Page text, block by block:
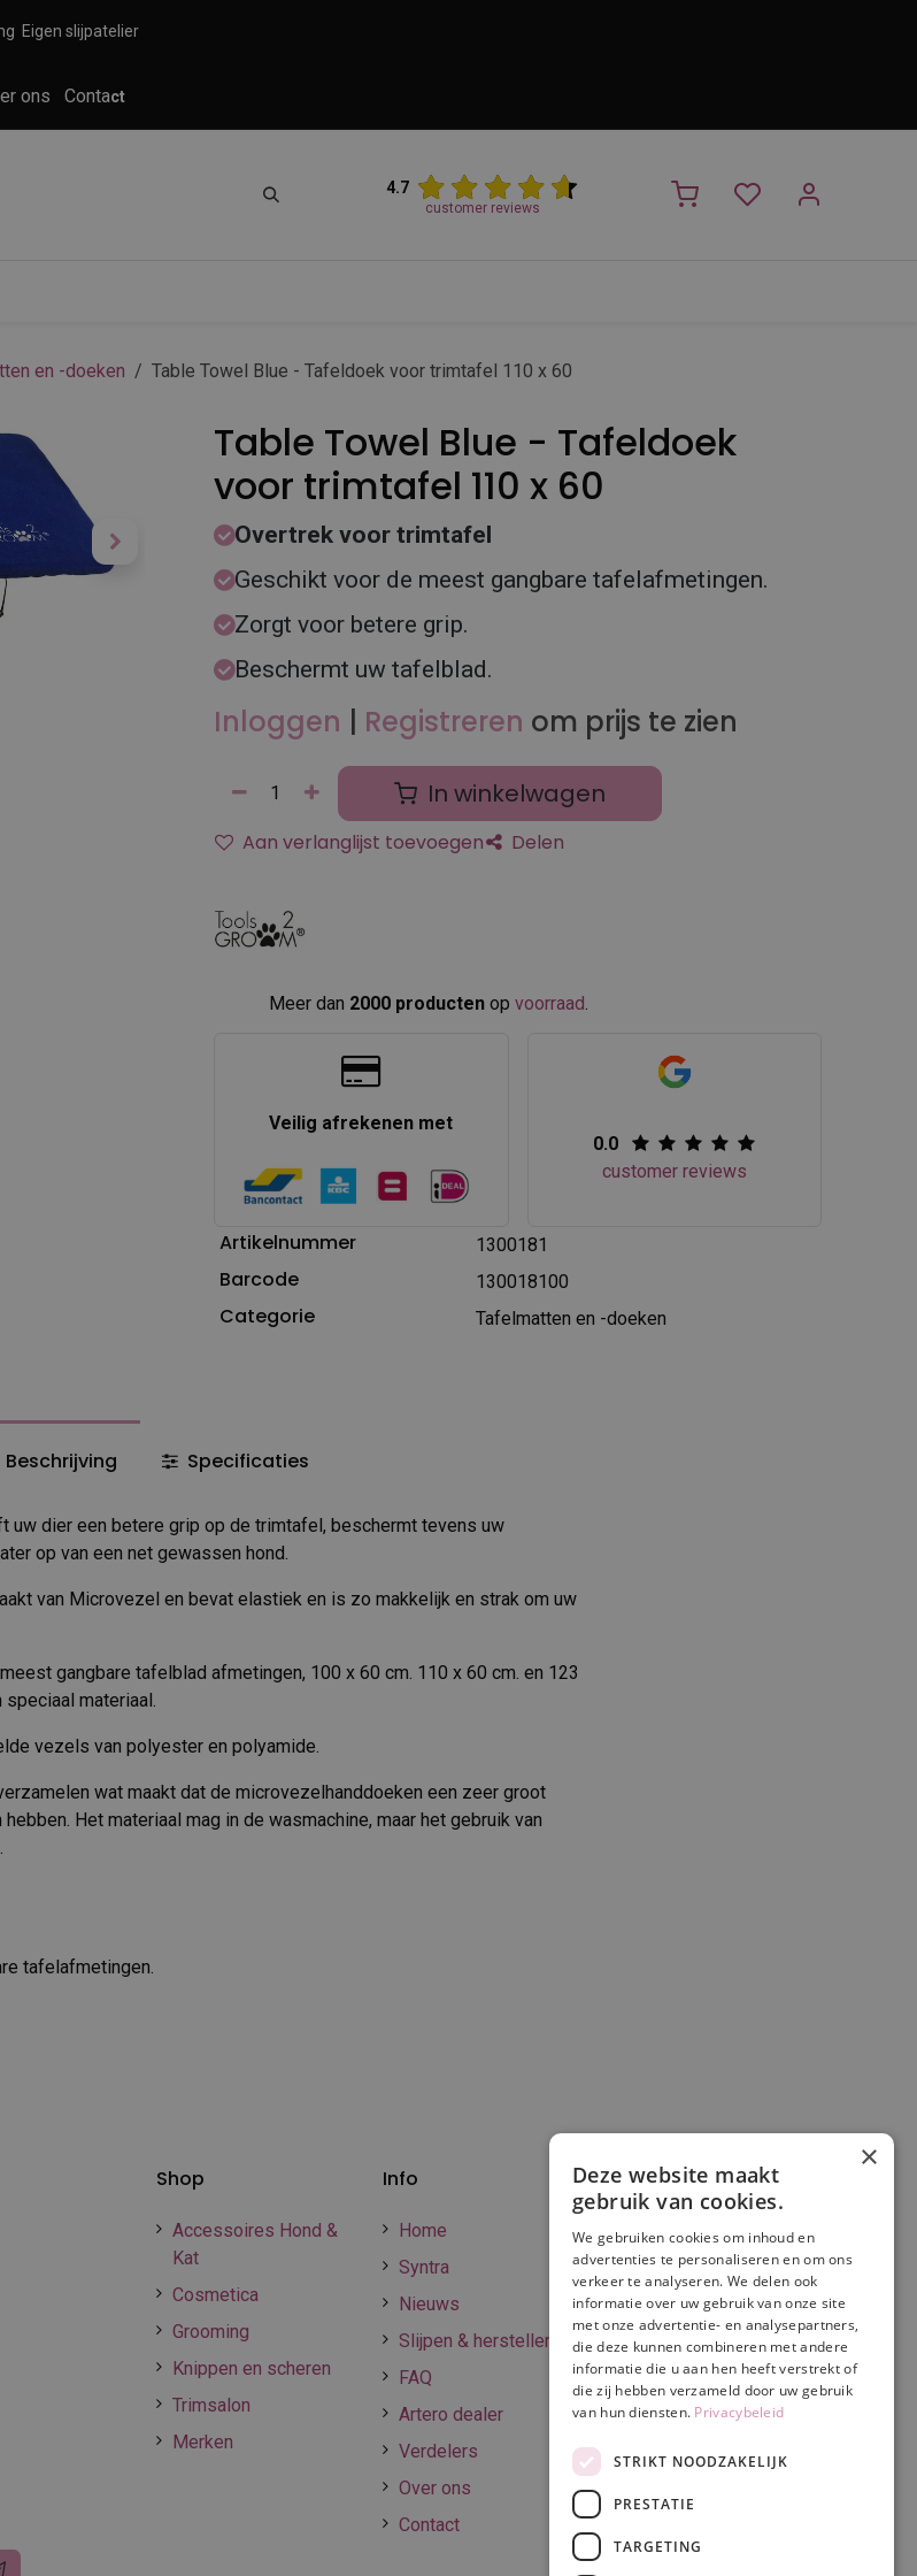
Eigen slijpatelier
ons Contact
4.7
customer reviews
en -doeken Table Towel Blue - Tafeldoek voor trimtafel 110 x 60
Table Towel Blue - Tafeldoek
voor trimtafel 110 x 60
Overtrek voor trimtafel
Geschikt voor de meest gangbare tafelafmetingen.
Zorgt voor betere grip.
Beschermt uw tafelblad.
Inloggen | Registreren om prijs te zien
In winkelwagen
Aan verlanglijst toevoegen Delen
Meer dan 2000 producten op voorraad
Veilig afrekenen met
0.0
customer reviews
Artikelnummer 1300181
Barcode 130018100
Categorie Tafelmatten en -doeken
Beschrijving Specificaties
uw dier een betere grip op de trimtafel, beschermt tevens uw
op van een net gewassen hond.
van Microvezel en bevat elastiek en is zo makkelijk en strak om uw
gangbare tafelblad afmetingen, 100 x 60 cm. 110 x 60 cm. en 123
materiaal.
vezels van polyester en polyamide.
wat maakt dat de microvezelhanddoeken een zeer groot
Het materiaal mag in de wasmachine, maar het gebruik van
tafelafmetingen.
Info
Home
Syntra
Nieuws
Slijpen & herstellen
FAQ
Artero dealer
Verdelers
Over ons
Contact
Shop
Accessoires Hond &
Kat
Cosmetica
Grooming
Knippen en scheren
Trimsalon
Merken
Verzenden en
betalen
Online betalen
Retourneren
Algemene
voorwaarden
Privacy & Cookie
policy
Disclaimer
×
Deze website maakt
gebruik van cookies.
We gebruiken cookies om inhoud en
advertenties te personaliseren en om ons
verkeer te analyseren. We delen ook
informatie over uw gebruik van onze site
met onze advertentie- en analysepartners,
die deze kunnen combineren met andere
informatie die u aan hen heeft verstrekt of
die zij hebben verzameld door uw gebruik
van hun diensten. Privacybeleid
STRIKT NOODZAKELIJK
PRESTATIE
TARGETING